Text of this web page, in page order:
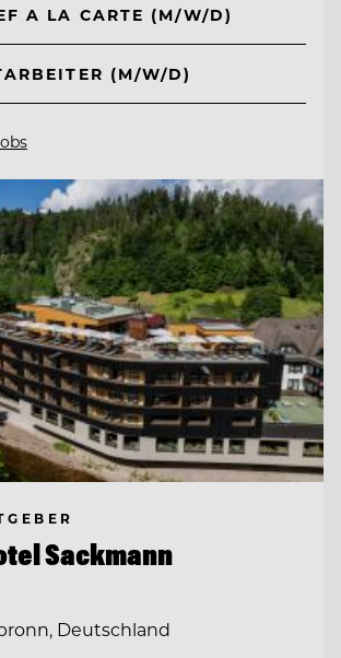
A LA CARTE (M/W/D)
(M/W/D)
Sackmann
Deutschland